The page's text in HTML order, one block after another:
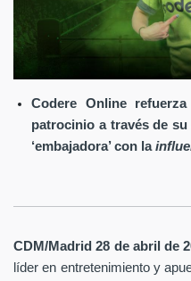
Codere Online
patrocinio a través de
‘embajadora’ con la
CDM/Madrid 28 de abril de
líder en entretenimiento y